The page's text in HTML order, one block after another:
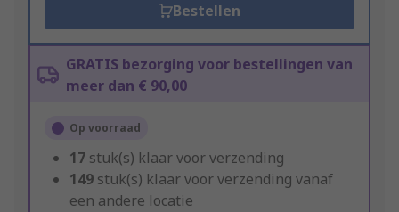
Bestellen
GRATIS bezorging voor bestellingen van
meer dan € 90,00
Op voorraad
17 stuk(s) klaar voor verzending
149 stuk(s) klaar voor verzending vanaf
een andere locatie